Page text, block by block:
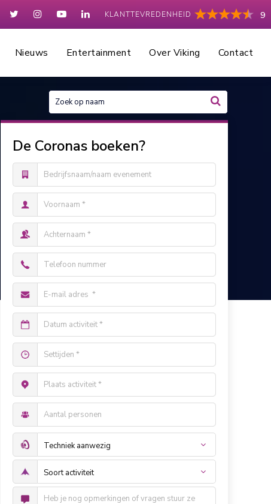
KLANTTEVREDENHEID 9
Nieuws Entertainment Over Viking Contact
De Coronas boeken?